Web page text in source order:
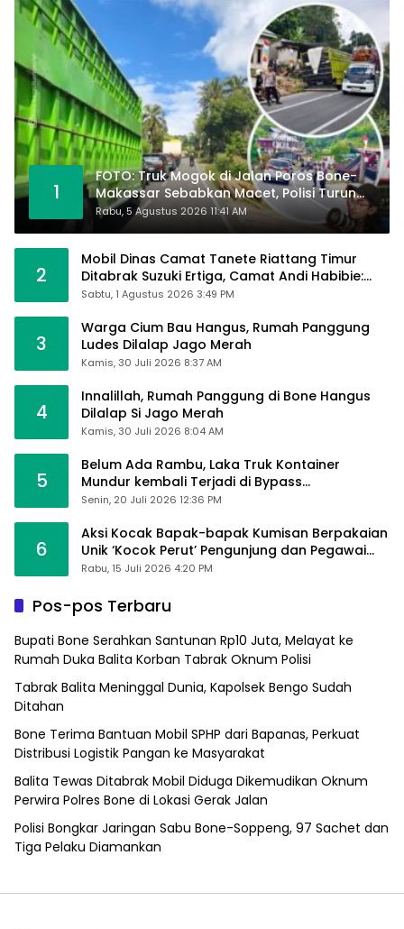
1
FOTO: Truk Mogok di Jalan Poros Bone-
Makassar Sebabkan Macet, Polisi Turun
Tangan
Rabu, 5 Agustus 2026 11:41 AM
2
Mobil Dinas Camat Tanete Riattang Timur
Ditabrak Suzuki Ertiga, Camat Andi Habibie:
Alhamdulillah Saya Baik-Baik Saja
Sabtu, 1 Agustus 2026 3:49 PM
3
Warga Cium Bau Hangus, Rumah Panggung
Ludes Dilalap Jago Merah
Kamis, 30 Juli 2026 8:37 AM
4
Innalillah, Rumah Panggung di Bone Hangus
Dilalap Si Jago Merah
Kamis, 30 Juli 2026 8:04 AM
5
Belum Ada Rambu, Laka Truk Kontainer
Mundur kembali Terjadi di Bypass
Sumpallabbu
Senin, 20 Juli 2026 12:36 PM
6
Aksi Kocak Bapak-bapak Kumisan Berpakaian
Unik ‘Kocok Perut’ Pengunjung dan Pegawai
Alfamart, Ngaku Aktifkan Layar Sentuh Atm
Rabu, 15 Juli 2026 4:20 PM
Pos-pos Terbaru
Bupati Bone Serahkan Santunan Rp10 Juta, Melayat ke
Rumah Duka Balita Korban Tabrak Oknum Polisi
Tabrak Balita Meninggal Dunia, Kapolsek Bengo Sudah
Ditahan
Bone Terima Bantuan Mobil SPHP dari Bapanas, Perkuat
Distribusi Logistik Pangan ke Masyarakat
Balita Tewas Ditabrak Mobil Diduga Dikemudikan Oknum
Perwira Polres Bone di Lokasi Gerak Jalan
Polisi Bongkar Jaringan Sabu Bone-Soppeng, 97 Sachet dan
Tiga Pelaku Diamankan